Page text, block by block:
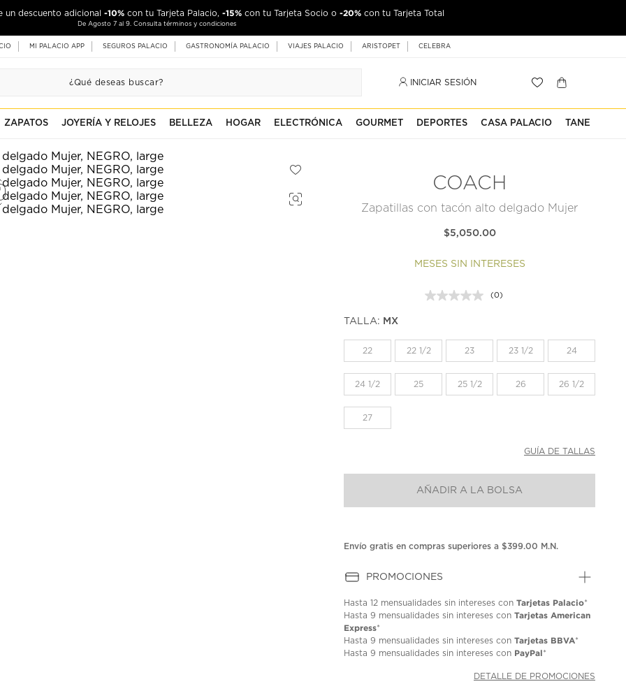
un descuento adicional -10% con tu Tarjeta Palacio, -15% con tu Tarjeta Socio o -20% con tu Tarjeta Total
De Agosto 7 al 9. Consulta términos y condiciones
MI PALACIO APP SEGUROS PALACIO GASTRONOMÍA PALACIO VIAJES PALACIO ARISTOPET CELEBRA
INICIAR SESIÓN
ZAPATOS JOYERÍA Y RELOJES BELLEZA HOGAR ELECTRÓNICA GOURMET DEPORTES CASA PALACIO TANE
COACH
Zapatillas con tacón alto delgado Mujer
$5,050.00
MESES SIN INTERESES
Sin
misma
(0)
TALLA: MX
22 22 1/2 23 23 1/2 24
24 1/2 25 25 1/2 26 26 1/2
27
GUÍA DE TALLAS
AÑADIR A LA BOLSA
Envío gratis en compras superiores a $399.00 M.N.
PROMOCIONES
Hasta12 mensualidades sin intereses conTarjetas Palacio*
Hasta9 mensualidades sin intereses conTarjetas American
Express*
Hasta9 mensualidades sin intereses conTarjetas BBVA*
Hasta9 mensualidades sin intereses con PayPal*
DETALLE DE PROMOCIONES